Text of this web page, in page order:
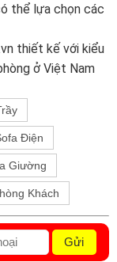
thể lựa chọn các
thiết kế với kiểu
ở Việt Nam
Điện
Giường
Khách
Gửi